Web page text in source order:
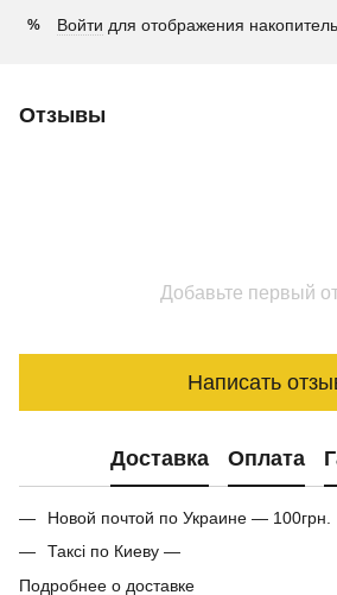
% Войти для отображения
Отзывы
Добавьте первый
Написать
Доставка Оплата
Новой почтой по Украине — 100грн.
Таксі по Киеву —
Подробнее о доставке